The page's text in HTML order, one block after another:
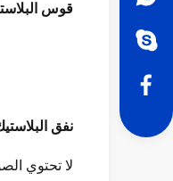
قوس
نفق
لا تحتوي